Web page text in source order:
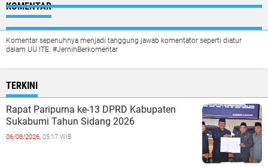
KOMENTAR
Komentar sepenuhnya menjadi tanggung jawab komentator seperti diatur
dalam UU ITE. #JernihBerkomentar
TERKINI
Rapat Paripurna ke-13 DPRD Kabupaten
Sukabumi Tahun Sidang 2026
06/08/2026, 05:17 WIB